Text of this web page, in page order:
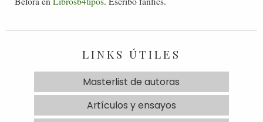
LINKS ÚTILES
Masterlist de autoras
Artículos y ensayos